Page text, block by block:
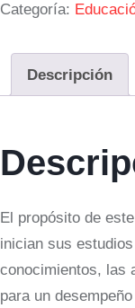
Categoría:
Descripción
El propósito de
inician sus
conocimientos, las
para un